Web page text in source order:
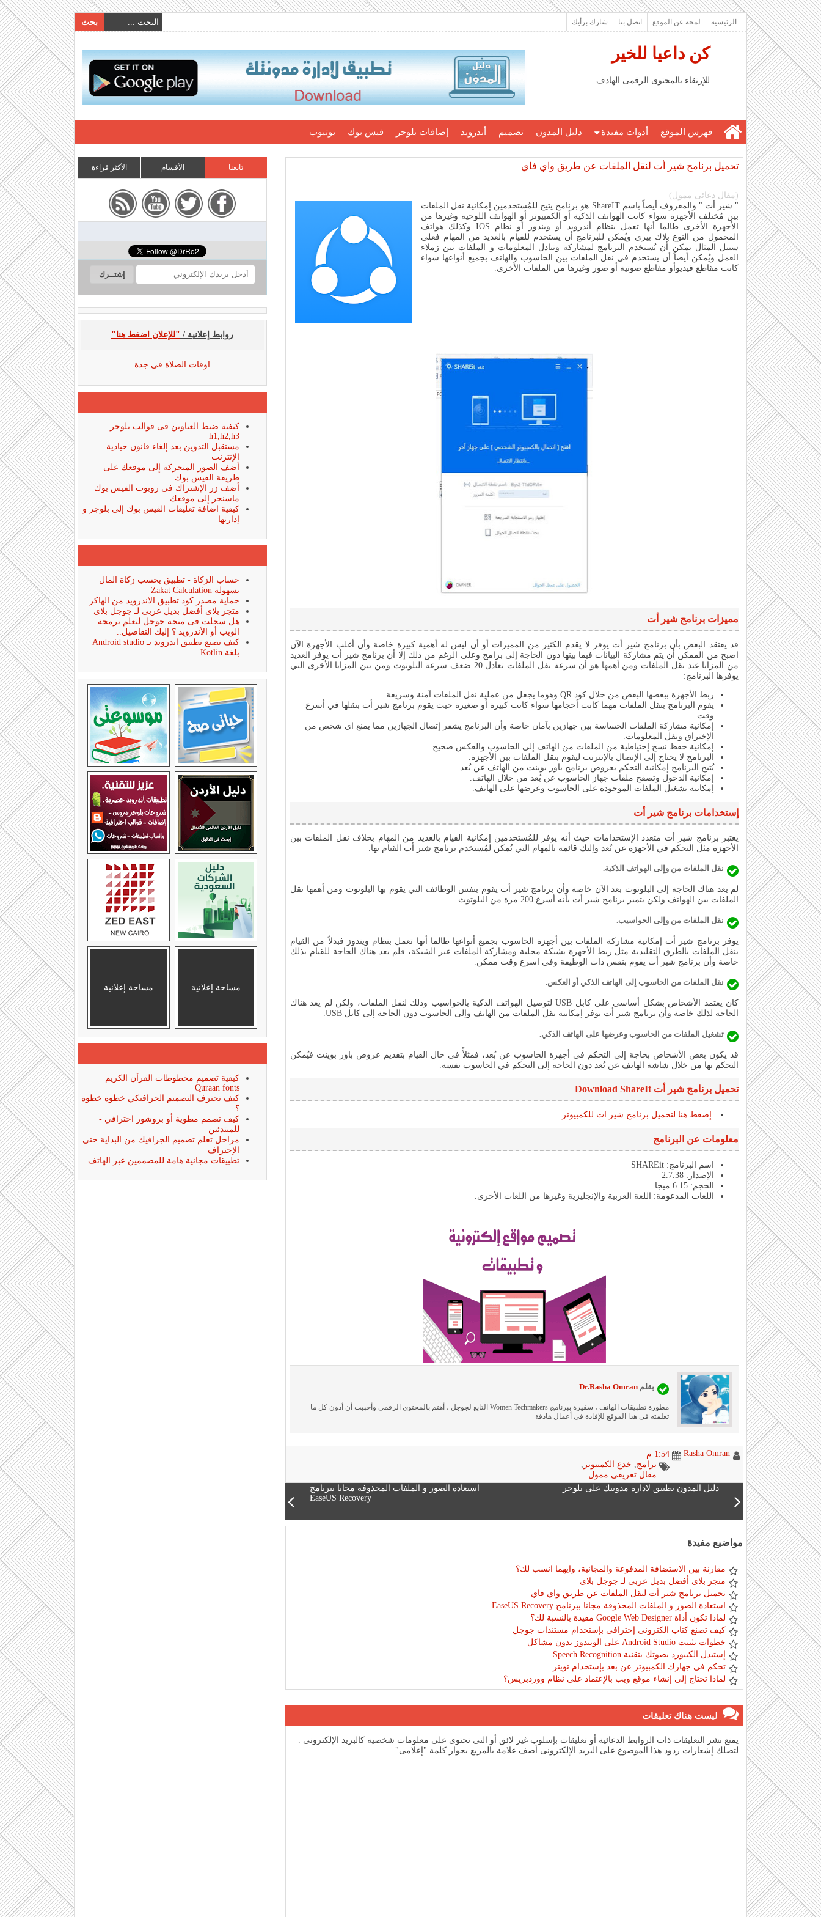
الرئيسية لمحة عن الموقع اتصل بنا شارك برأيك
كن داعيا للخير
للإرتقاء بالمحتوى الرقمى الهادف
فهرس الموقع أدوات مفيدة دليل المدون تصميم أندرويد إضافات بلوجر فيس بوك يوتيوب
تحميل برنامج شير أت لنقل الملفات عن طريق واي فاي
(مقال دعائى ممول)
" شير أت " والمعروف أيضاً باسم ShareIT هو برنامج يتيح للمُستخدمين إمكانية نقل الملفات
بين مُختلف الأجهزة سواء كانت الهواتف الذكية أو الكمبيوتر أو الهواتف اللوحية وغيرها من
الأجهزة الأخرى طالما أنها تعمل بنظام أندرويد أو ويندوز أو نظام IOS وكذلك هواتف
المحمول من النوع بلاك بيري ويُمكن للبرنامج أن يستخدم للقيام بالعديد من المهام فعلى
سبيل المثال يمكن أن يُستخدم البرنامج لمشاركة وتبادل المعلومات و الملفات بين زملاء
العمل ويُمكن أيضاً أن يستخدم في نقل الملفات بين الحاسوب والهاتف بجميع أنواعها سواء
كانت مقاطع فيديوأو مقاطع صوتية أو صور وغيرها من الملفات الأخرى.
مميزات برنامج شير أت
قد يعتقد البعض بأن برنامج شير أت يوفر لا يقدم الكثير من المميزات أو أن ليس له أهمية كبيرة خاصة وأن أغلب الأجهزة الآن
اصبح من الممكن أن يتم مشاركة البيانات فيما بينها دون الحاجة إلى برامج وعلى الرغم من ذلك إلا أن برنامج شير أت يوفر العديد
من المزايا عند نقل الملفات ومن أهمها هو أن سرعة نقل الملفات تعادل 20 ضعف سرعة البلوتوث ومن بين المزايا الأخرى التي
يوفرها البرنامج:
ربط الأجهزة ببعضها البعض من خلال كود QR وهوما يجعل من عملية نقل الملفات آمنة وسريعة.
يقوم البرنامج بنقل الملفات مهما كانت أحجامها سواء كانت كبيرة أو صغيرة حيث يقوم برنامج شير أت بنقلها في أسرع
وقت.
إمكانية مشاركة الملفات الحساسة بين جهازين بآمان خاصة وأن البرنامج يشفر إتصال الجهازين مما يمنع اي شخص من
الإختراق ونقل المعلومات.
إمكانية حفظ نسخ إحتياطية من الملفات من الهاتف إلى الحاسوب والعكس صحيح.
البرنامج لا يحتاج إلى الإتصال بالإنترنت ليقوم بنقل الملفات بين الأجهزة.
يُتيح البرنامج إمكانية التحكم بعروض برنامج باور بوينت من الهاتف عن بُعد.
إمكانية الدخول وتصفح ملفات جهاز الحاسوب عن بُعد من خلال الهاتف.
إمكانية تشغيل الملفات الموجودة على الحاسوب وعرضها على الهاتف.
إستخدامات برنامج شير أت
يعتبر برنامج شير أت متعدد الإستخدامات حيث أنه يوفر للمُستخدمين إمكانية القيام بالعديد من المهام بخلاف نقل الملفات بين
الأجهزة مثل التحكم في الأجهزة عن بُعد وإليك قائمة بالمهام التي يُمكن لمُستخدم برنامج شير أت القيام بها.
نقل الملفات من وإلى الهواتف الذكية.
لم يعد هناك الحاجة إلى البلوتوث بعد الآن خاصة وأن برنامج شير أت يقوم بنفس الوظائف التي يقوم بها البلوتوث ومن أهمها نقل
الملفات بين الهواتف ولكن يتميز برنامج شير أت بأنه أسرع 200 مرة من البلوتوث.
نقل الملفات من وإلى الحواسيب.
يوفر برنامج شير أت إمكانية مشاركة الملفات بين أجهزة الحاسوب بجميع أنواعها طالما أنها تعمل بنظام ويندوز فبدلاً من القيام
بنقل الملفات بالطرق التقليدية مثل ربط الأجهزة بشبكة محلية ومشاركة الملفات عبر الشبكة، فلم يعد هناك الحاجة للقيام بذلك
خاصة وأن برنامج شير أت يقوم بنفس ذات الوظيفة وفي اسرع وقت ممكن.
نقل الملفات من الحاسوب إلى الهاتف الذكي أو العكس.
كان يعتمد الأشخاص بشكل أساسي على كابل USB لتوصيل الهواتف الذكية بالحواسيب وذلك لنقل الملفات، ولكن لم يعد هناك
الحاجة لذلك خاصة وأن برنامج شير أت يوفر إمكانية نقل الملفات من الهاتف وإلى الحاسوب دون الحاجة إلى كابل USB.
تشغيل الملفات من الحاسوب وعرضها على الهاتف الذكي.
قد يكون بعض الأشخاص بحاجة إلى التحكم في أجهزة الحاسوب عن بُعد، فمثلأً في حال القيام بتقديم عروض باور بوينت فيُمكن
التحكم بها من خلال شاشة الهاتف عن بُعد دون الحاجة إلى التحكم في الحاسوب نفسه.
تحميل برنامج شير أت Download ShareIt
إضغط هنا لتحميل برنامج شير ات للكمبيوتر
معلومات عن البرنامج
اسم البرنامج: SHAREit
الإصدار: 2.7.38
الحجم: 6.15 ميجا.
اللغات المدعومة: اللغة العربية والإنجليزية وغيرها من اللغات الأخرى.
بقلم Dr.Rasha Omran
مطورة تطبيقات الهاتف ، سفيرة ببرنامج Women Techmakers التابع لجوجل ، أهتم بالمحتوى الرقمى وأحببت أن أدون كل ما
تعلمته فى هذا الموقع للإفادة فى أعمال هادفة
Rasha Omran
1:54 م
برامج, خدع الكمبيوتر ,
مقال تعريفى ممول
دليل المدون تطبيق لادارة مدونتك على بلوجر
استعادة الصور و الملفات المحذوفة مجانا ببرنامج
EaseUS Recovery
مواضيع مفيدة
مقارنة بين الاستضافة المدفوعة والمجانية، وايهما انسب لك؟
متجر بلاى أفضل بديل عربى لـ جوجل بلاى
تحميل برنامج شير أت لنقل الملفات عن طريق واي فاي
استعادة الصور و الملفات المحذوفة مجانا ببرنامج EaseUS Recovery
لماذا تكون أداة Google Web Designer مفيدة بالنسبة لك؟
كيف تصنع كتاب الكترونى إحترافى بإستخدام مستندات جوجل
خطوات تثبيت Android Studio على الويندوز بدون مشاكل
إستبدل الكيبورد بصوتك بتقنية Speech Recognition
تحكم فى جهازك الكمبيوتر عن بعد بإستخدام تويتر
لماذا تحتاج إلى إنشاء موقع ويب بالإعتماد على نظام ووردبريس؟
ليست هناك تعليقات
يمنع نشر التعليقات ذات الروابط الدعائية أو تعليقات بإسلوب غير لائق أو التى تحتوى على معلومات شخصية كالبريد الإلكترونى .
لتصلك إشعارات ردود هذا الموضوع على البريد الإلكترونى أضف علامة بالمربع بجوار كلمة "إعلامى"
تابعنا الأكثر قراءة الأقسام
روابط إعلانية / "للإعلان اضغط هنا"
اوقات الصلاة في جدة
كيفية ضبط العناوين فى قوالب بلوجر
h1,h2,h3
مستقبل التدوين بعد إلغاء قانون حيادية
الإنترنت
أضف الصور المتحركة إلى موقعك على
طريقة الفيس بوك
أضف زر الإشتراك فى روبوت الفيس بوك
ماسنجر إلى موقعك
كيفية اضافة تعليقات الفيس بوك إلى بلوجر و
إدارتها
حساب الزكاة - تطبيق يحسب زكاة المال
بسهولة Zakat Calculation
حماية مصدر كود تطبيق الاندرويد من الهاكر
متجر بلاى أفضل بديل عربى لـ جوجل بلاى
هل سجلت فى منحة جوجل لتعلم برمجة
الويب أو الأندرويد ؟ إليك التفاصيل..
كيف تصنع تطبيق اندرويد بـ Android studio
بلغة Kotlin
مساحة إعلانية مساحة إعلانية
كيفية تصميم مخطوطات القرآن الكريم
Quraan fonts
كيف تحترف التصميم الجرافيكي خطوة خطوة
؟
كيف تصمم مطوية أو بروشور احترافي -
للمبتدئين
مراحل تعلم تصميم الجرافيك من البداية حتى
الإحتراف
تطبيقات مجانية هامة للمصممين عبر الهاتف